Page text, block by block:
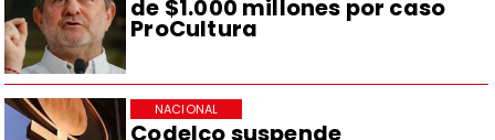
de $1.000 millones por caso
ProCultura
Codelco suspende
NACIONAL